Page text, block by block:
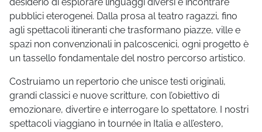
desiderio di esplorare linguaggi diversi e incontrare
pubblici eterogenei. Dalla prosa al teatro ragazzi, fino
agli spettacoli itineranti che trasformano piazze, ville e
spazi non convenzionali in palcoscenici, ogni progetto è
un tassello fondamentale del nostro percorso artistico.
Costruiamo un repertorio che unisce testi originali,
grandi classici e nuove scritture, con l’obiettivo di
emozionare, divertire e interrogare lo spettatore. I nostri
spettacoli viaggiano in tournée in Italia e all’estero,